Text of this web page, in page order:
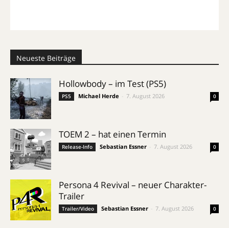
Neueste Beiträge
Hollowbody – im Test (PS5)
PS5 Michael Herde 7. August 2026 0
TOEM 2 – hat einen Termin
Release-Info Sebastian Essner 7. August 2026 0
Persona 4 Revival – neuer Charakter-
Trailer
Trailer/Video Sebastian Essner 7. August 2026 0